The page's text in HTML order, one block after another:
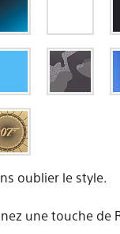
oublier le style.
une touche de